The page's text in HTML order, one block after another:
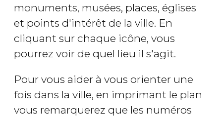
monuments, musées, places, églises
et points d'intérêt de la ville. En
cliquant sur chaque icône, vous
pourrez voir de quel lieu il s'agit.
Pour vous aider à vous orienter une
fois dans la ville, en imprimant le plan
vous remarquerez que les numéros